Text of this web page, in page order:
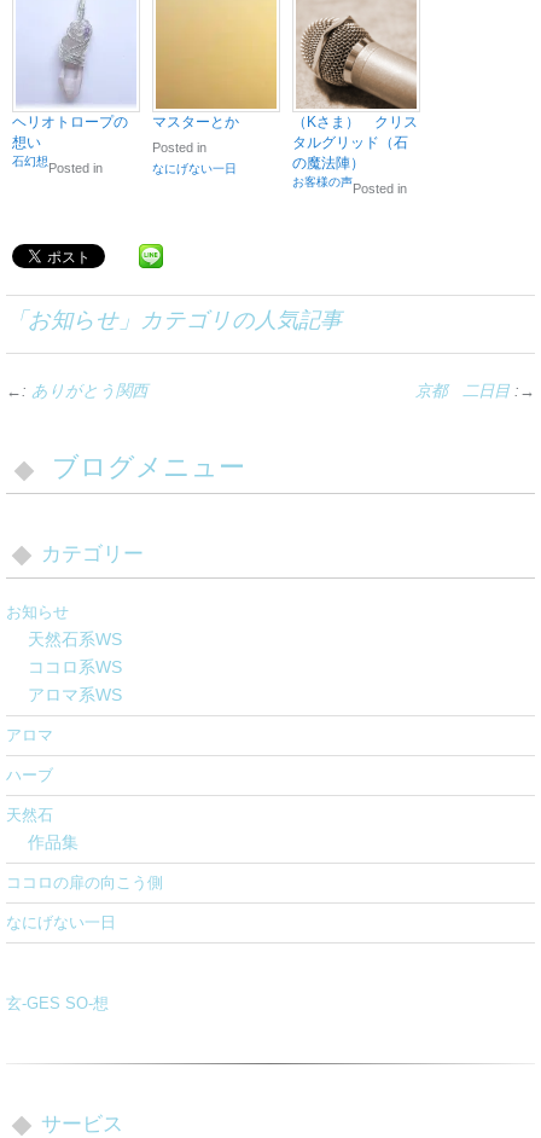
ヘリオトロープの
想い
Posted in
石幻想
マスターとか
Posted in
なにげない一日
（Kさま） クリス
タルグリッド（石
の魔法陣）
Posted in
お客様の声
「お知らせ」カテゴリの人気記事
←: ありがとう関西 京都 二日目 :→
ブログメニュー
カテゴリー
お知らせ
天然石系WS
ココロ系WS
アロマ系WS
アロマ
ハーブ
天然石
作品集
ココロの扉の向こう側
なにげない一日
玄-GES SO-想
サービス